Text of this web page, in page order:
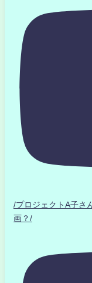
/プロジェクトA子
画？/